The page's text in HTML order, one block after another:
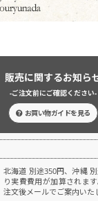
販売に関するお知ら
-ご注文前にご確認ください-
お買い物ガイドを見る
北海道 別途350円、沖縄
り実費費用が加算されます
注文後メールでご案内いた